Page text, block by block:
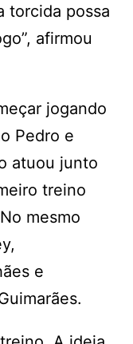
torcida possa
afirmou
jogando
Pedro e
atuou junto
treino
No mesmo
e